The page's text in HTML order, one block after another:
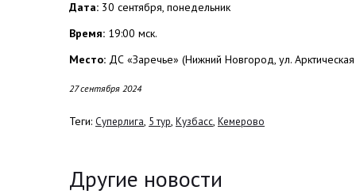
Дата: 30 сентября, понедельник
Время: 19:00 мск.
Место: ДС «Заречье» (Нижний Новгород, ул.
27 сентября 2024
Теги: Суперлига, 5 тур, Кузбасс, Кемерово
Другие новости